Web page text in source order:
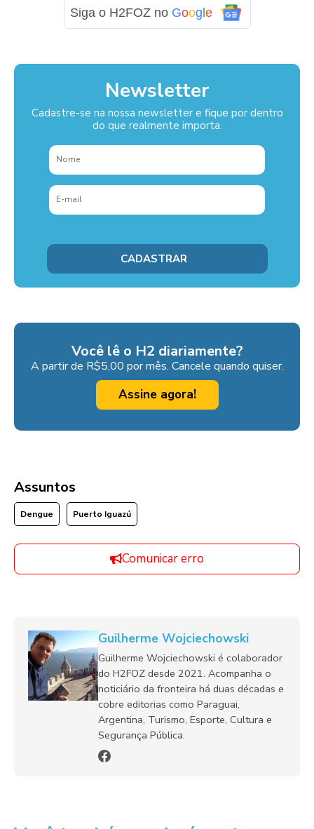
Siga o H2FOZ no Goog e
Newsletter
Cadastre-se na nossa newsletter e fique por dentro
do que realmente importa.
Você lê o H2 diariamente?
A partir de R$5,00 por mês. Cancele quando quiser.
Assine agora!
Assuntos
Dengue Puerto Iguazú
Comunicar erro
Guilherme Wojciechowski
Guilherme Wojciechowski é colaborador
do H2FOZ desde 2021. Acompanha o
noticiário da fronteira há duas décadas e
cobre editorias como Paraguai,
Argentina, Turismo, Esporte, Cultura e
Segurança Pública.